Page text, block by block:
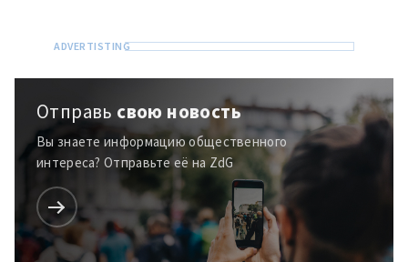
Отправь свою новость
Вы знаете информацию общественного
интереса? Отправьте её на ZdG
МОЯ НОВОСТЬ